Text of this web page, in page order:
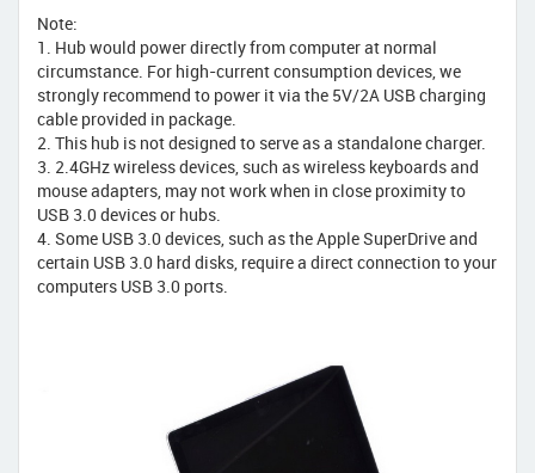
Note:
1. Hub would power directly from computer at normal
circumstance. For high-current consumption devices, we
strongly recommend to power it via the 5V/2A USB charging
cable provided in package.
2. This hub is not designed to serve as a standalone charger.
3. 2.4GHz wireless devices, such as wireless keyboards and
mouse adapters, may not work when in close proximity to
USB 3.0 devices or hubs.
4. Some USB 3.0 devices, such as the Apple SuperDrive and
certain USB 3.0 hard disks, require a direct connection to your
computers USB 3.0 ports.